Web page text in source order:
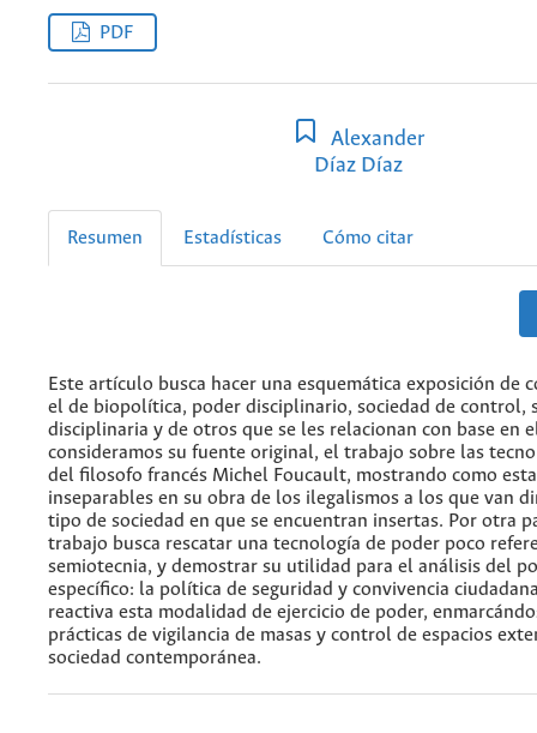
PDF
Alexander
Díaz Díaz
Resumen Estadísticas Cómo citar
Este artículo busca hacer una esquemática exposición de
el de biopolítica, poder disciplinario, sociedad de control,
disciplinaria y de otros que se les relacionan con base en
consideramos su fuente original, el trabajo sobre las
del filosofo francés Michel Foucault, mostrando como
inseparables en su obra de los ilegalismos a los que van
tipo de sociedad en que se encuentran insertas. Por otra
trabajo busca rescatar una tecnología de poder poco
semiotecnia, y demostrar su utilidad para el análisis del
específico: la política de seguridad y convivencia
reactiva esta modalidad de ejercicio de poder,
prácticas de vigilancia de masas y control de espacios
sociedad contemporánea.